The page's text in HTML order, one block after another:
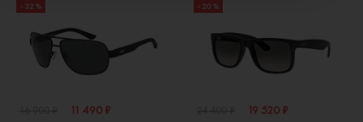
- 32 %
11 490 ₽
- 20 %
19 520 ₽